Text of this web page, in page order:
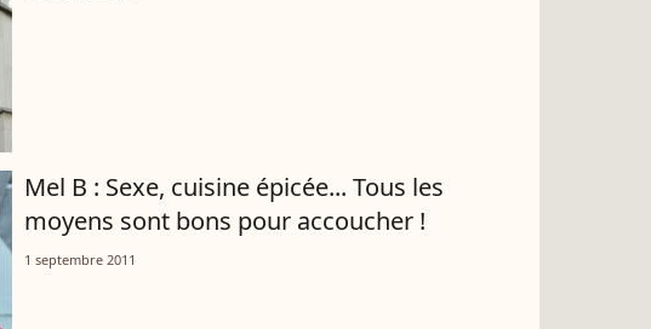
Mel B : Sexe, cuisine épicée... Tous les
moyens sont bons pour accoucher !
1 septembre 2011